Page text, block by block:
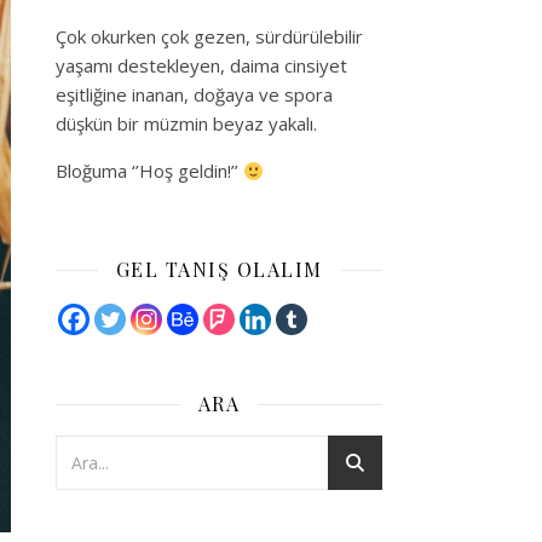
Çok okurken çok gezen, sürdürülebilir
yaşamı destekleyen, daima cinsiyet
eşitliğine inanan, doğaya ve spora
düşkün bir müzmin beyaz yakalı.
Bloğuma ‘’Hoş geldin!’’
GEL TANIŞ OLALIM
ARA